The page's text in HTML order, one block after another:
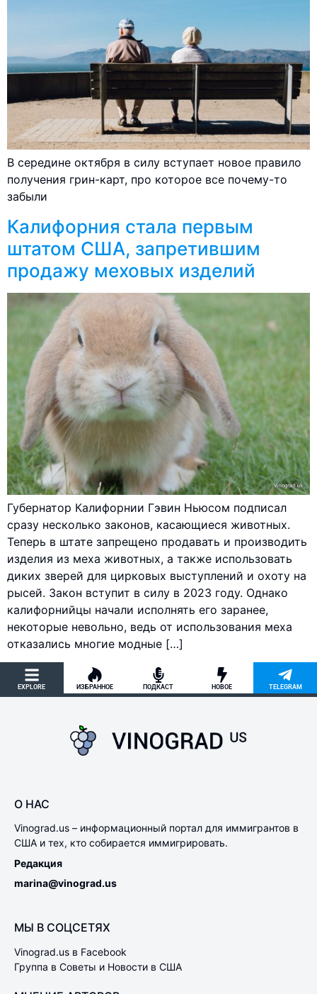
В середине октября в силу вступает новое правило
получения грин-карт, про которое все почему-то
забыли
Калифорния стала первым
штатом США, запретившим
продажу меховых изделий
Губернатор Калифорнии Гэвин Ньюсом подписал
сразу несколько законов, касающиеся животных.
Теперь в штате запрещено продавать и производить
изделия из меха животных, а также использовать
диких зверей для цирковых выступлений и охоту на
рысей. Закон вступит в силу в 2023 году. Однако
калифорнийцы начали исполнять его заранее,
некоторые невольно, ведь от использования меха
отказались многие модные […]
EXPLORE ИЗБРАННОЕ ПОДКАСТ НОВОЕ TELEGRAM
О НАС
Vinograd.us – информационный портал для иммигрантов в
США и тех, кто собирается иммигрировать.
Редакция
marina@vinograd.us
МЫ В СОЦСЕТЯХ
Vinograd.us в Facebook
Группа в Советы и Новости в США